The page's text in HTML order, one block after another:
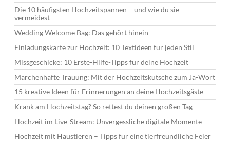
Die 10 häufigsten Hochzeitspannen – und wie du sie
vermeidest
Wedding Welcome Bag: Das gehört hinein
Einladungskarte zur Hochzeit: 10 Textideen für jeden Stil
Missgeschicke: 10 Erste-Hilfe-Tipps für deine Hochzeit
Märchenhafte Trauung: Mit der Hochzeitskutsche zum Ja-Wort
15 kreative Ideen für Erinnerungen an deine Hochzeitsgäste
Krank am Hochzeitstag? So rettest du deinen großen Tag
Hochzeit im Live-Stream: Unvergessliche digitale Momente
Hochzeit mit Haustieren – Tipps für eine tierfreundliche Feier